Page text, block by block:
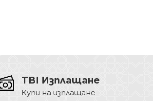
TBI Изплащане
Купи на изплащане